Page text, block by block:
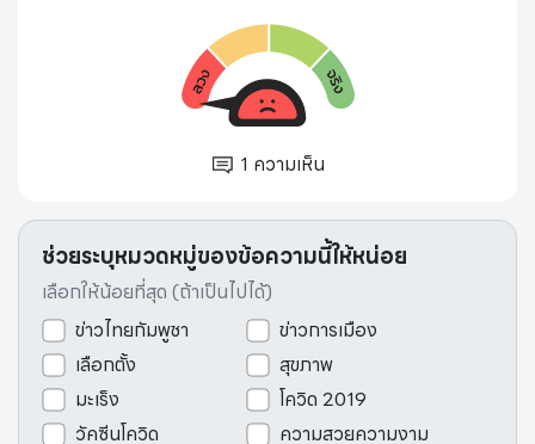
1 ความเห็น
ช่วยระบุหมวดหมู่ของข้อความนี้ให้หน่อย
เลือกให้น้อยที่สุด (ถ้าเป็นไปได้)
ข่าวไทยกัมพูชา
ข่าวการเมือง
เลือกตั้ง
สุขภาพ
มะเร็ง
โควิด 2019
วัคซีนโควิด
ความสวยความงาม